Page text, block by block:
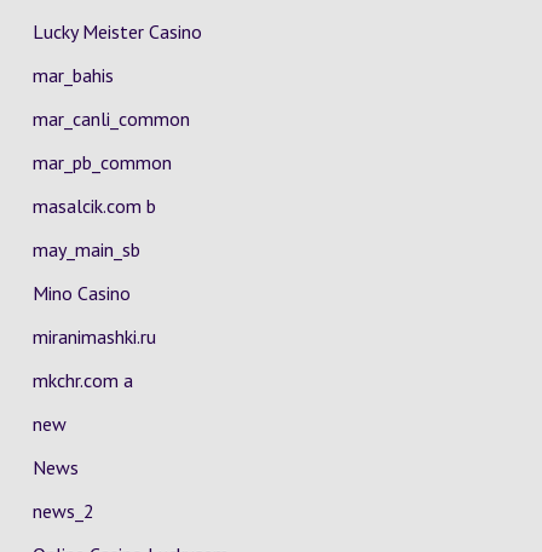
Lucky Meister Casino
mar_bahis
mar_canli_common
mar_pb_common
masalcik.com b
may_main_sb
Mino Casino
miranimashki.ru
mkchr.com a
new
News
news_2